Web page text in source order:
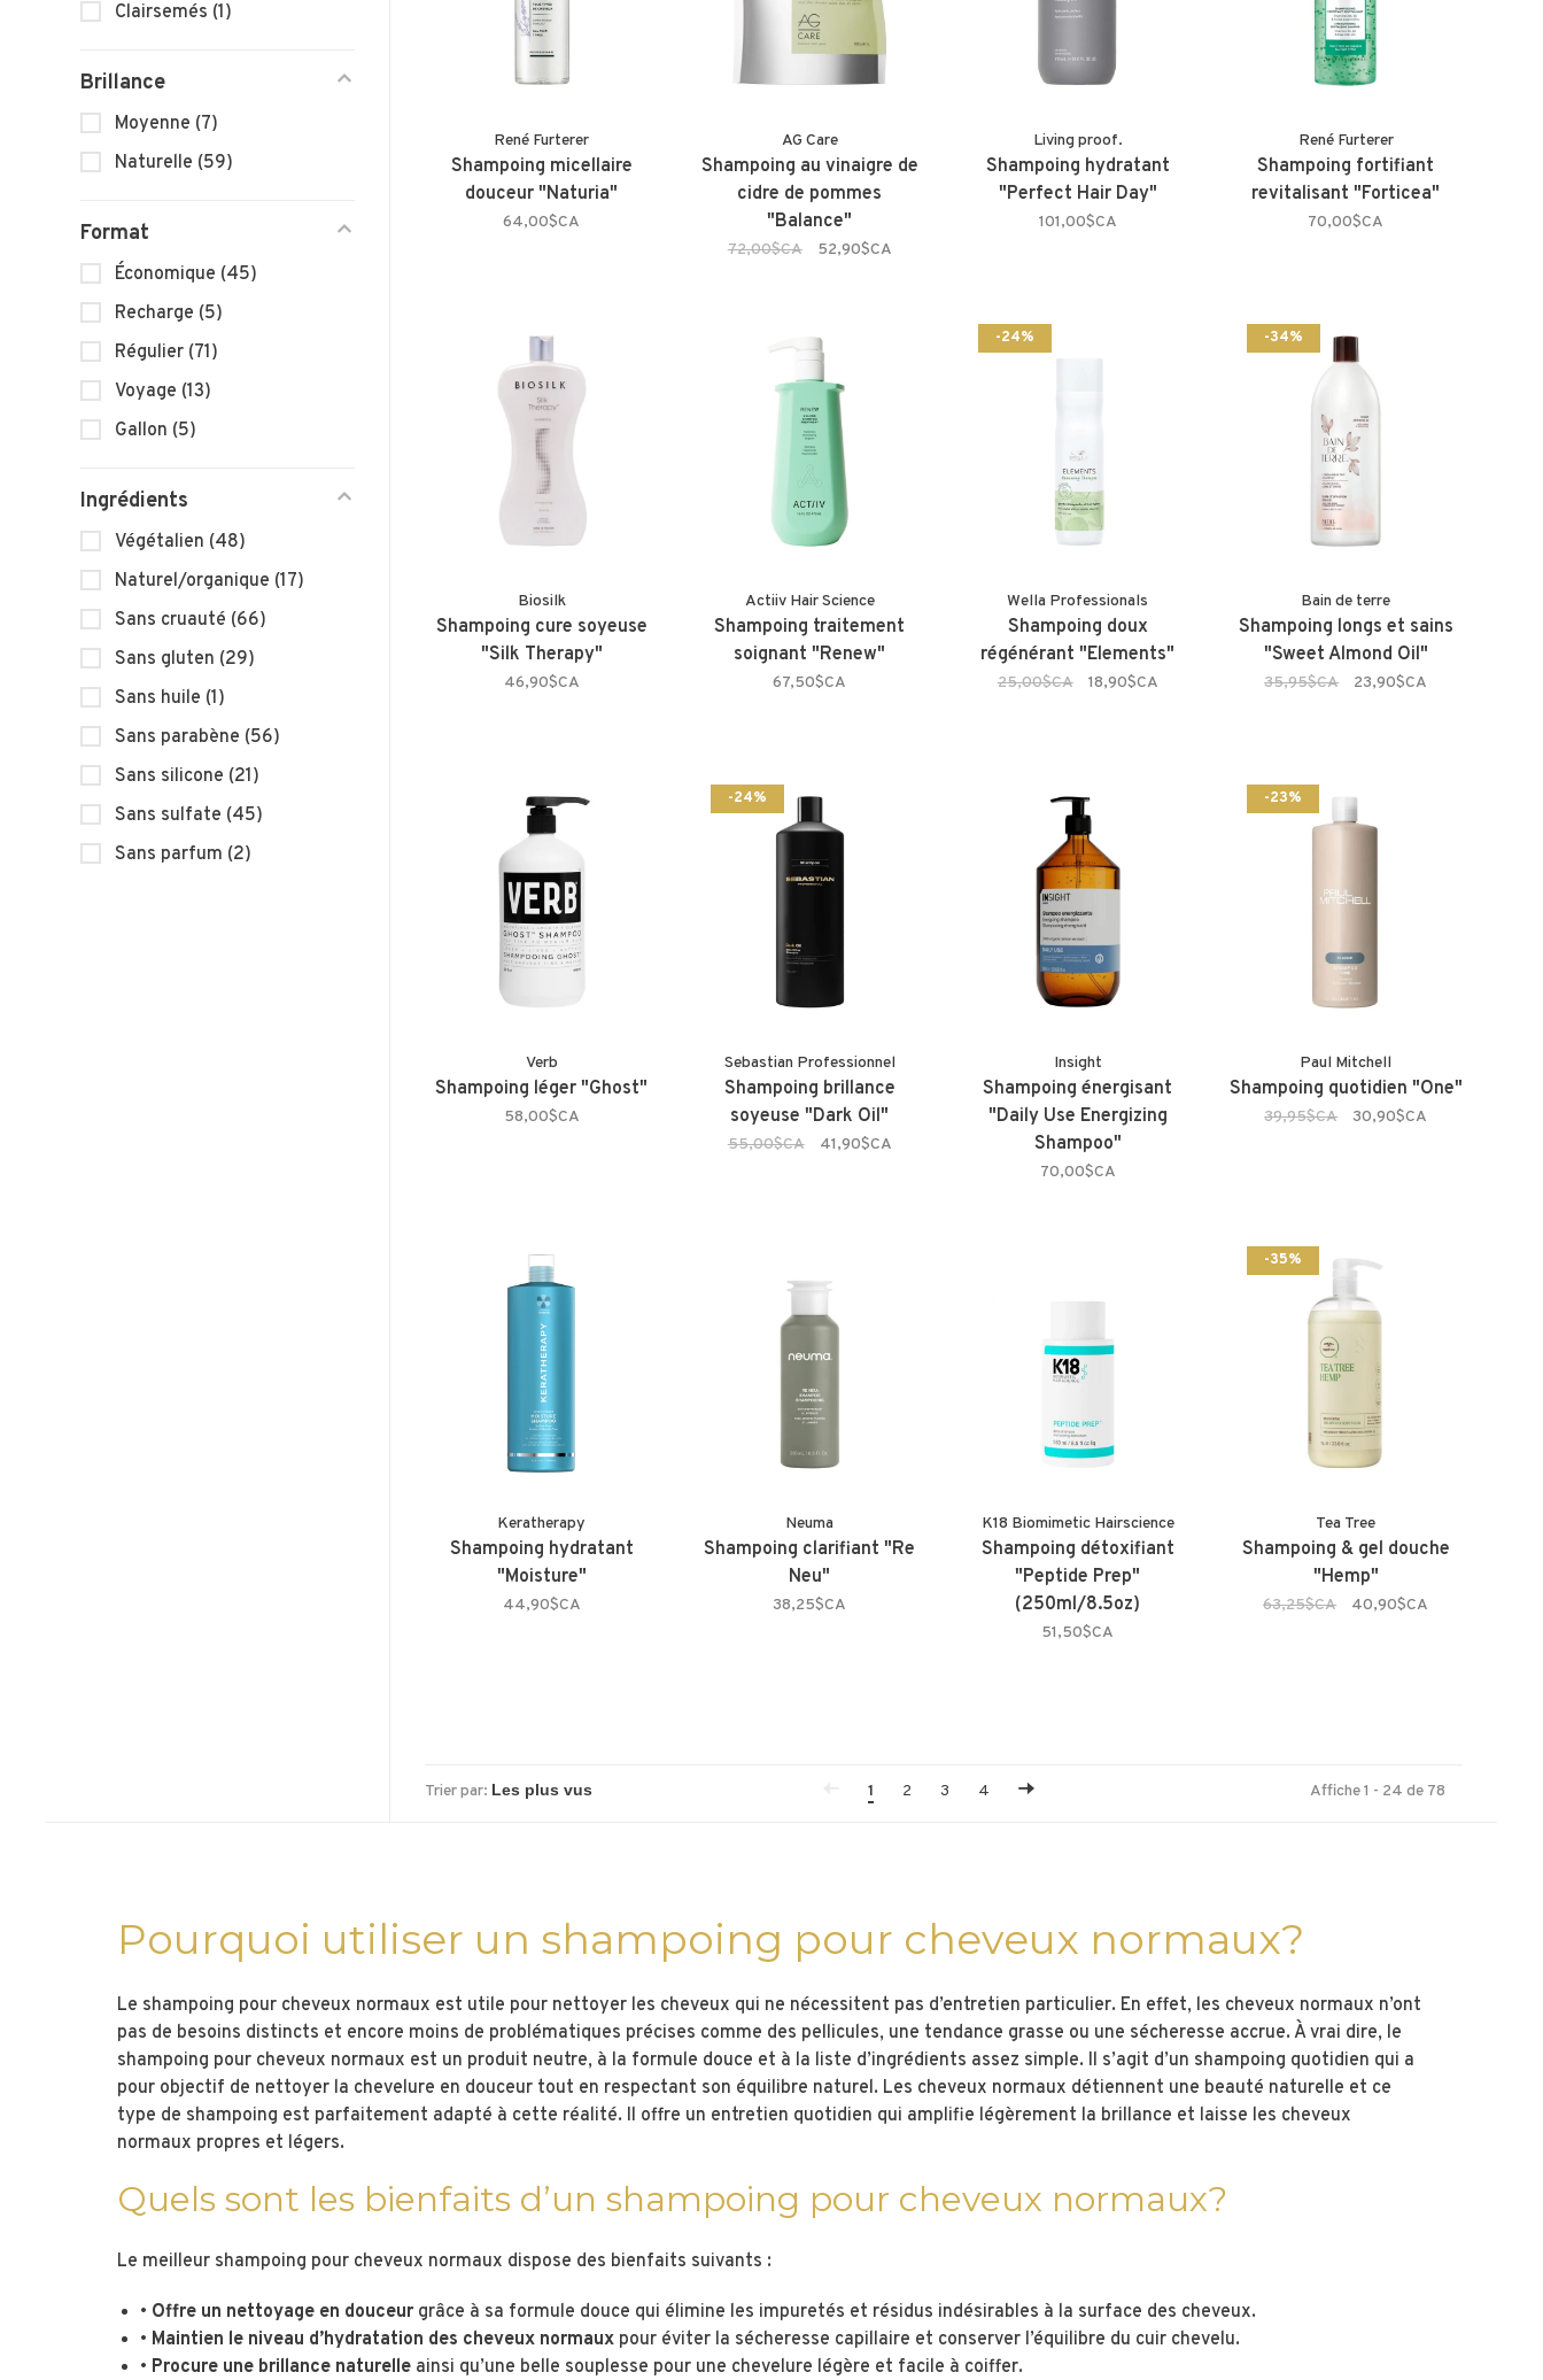
Clairsemés (1)
Brillance
Moyenne (7)
Naturelle (59)
Format
Économique (45)
Recharge (5)
Régulier (71)
Voyage (13)
Gallon (5)
Ingrédients
Végétalien (48)
Naturel/organique (17)
Sans cruauté (66)
Sans gluten (29)
Sans huile (1)
Sans parabène (56)
Sans silicone (21)
Sans sulfate (45)
Sans parfum (2)
René Furterer
Shampoing micellaire
douceur "Naturia"
64,00$CA
AG Care
Shampoing au vinaigre de
cidre de pommes
"Balance"
72,00$CA 52,90$CA
Living proof.
Shampoing hydratant
"Perfect Hair Day"
101,00$CA
René Furterer
Shampoing fortifiant
revitalisant "Forticea"
70,00$CA
Biosilk
Shampoing cure soyeuse
"Silk Therapy"
46,90$CA
Actiiv Hair Science
Shampoing traitement
soignant "Renew"
67,50$CA
-24%
Wella Professionals
Shampoing doux
régénérant "Elements"
25,00$CA 18,90$CA
-34%
Bain de terre
Shampoing longs et sains
"Sweet Almond Oil"
35,95$CA 23,90$CA
Verb
Shampoing léger "Ghost"
58,00$CA
-24%
Sebastian Professionnel
Shampoing brillance
soyeuse "Dark Oil"
55,00$CA 41,90$CA
Insight
Shampoing énergisant
"Daily Use Energizing
Shampoo"
70,00$CA
-23%
Paul Mitchell
Shampoing quotidien "One"
39,95$CA 30,90$CA
Keratherapy
Shampoing hydratant
"Moisture"
44,90$CA
Neuma
Shampoing clarifiant "Re
Neu"
38,25$CA
K18 Biomimetic Hairscience
Shampoing détoxifiant
"Peptide Prep"
(250ml/8.5oz)
51,50$CA
-35%
Tea Tree
Shampoing & gel douche
"Hemp"
63,25$CA 40,90$CA
Trier par: 1 2 3 4 Affiche 1 - 24 de 78
Pourquoi utiliser un shampoing pour cheveux normaux?
Le shampoing pour cheveux normaux est utile pour nettoyer les cheveux qui ne nécessitent pas d’entretien particulier. En effet, les cheveux normaux n’ont
pas de besoins distincts et encore moins de problématiques précises comme des pellicules, une tendance grasse ou une sécheresse accrue. À vrai dire, le
shampoing pour cheveux normaux est un produit neutre, à la formule douce et à la liste d’ingrédients assez simple. Il s’agit d’un shampoing quotidien qui a
pour objectif de nettoyer la chevelure en douceur tout en respectant son équilibre naturel. Les cheveux normaux détiennent une beauté naturelle et ce
type de shampoing est parfaitement adapté à cette réalité. Il offre un entretien quotidien qui amplifie légèrement la brillance et laisse les cheveux
normaux propres et légers.
Quels sont les bienfaits d’un shampoing pour cheveux normaux?
Le meilleur shampoing pour cheveux normaux dispose des bienfaits suivants :
• Offre un nettoyage en douceur grâce à sa formule douce qui élimine les impuretés et résidus indésirables à la surface des cheveux.
• Maintien le niveau d’hydratation des cheveux normaux pour éviter la sécheresse capillaire et conserver l’équilibre du cuir chevelu.
• Procure une brillance naturelle ainsi qu’une belle souplesse pour une chevelure légère et facile à coiffer.